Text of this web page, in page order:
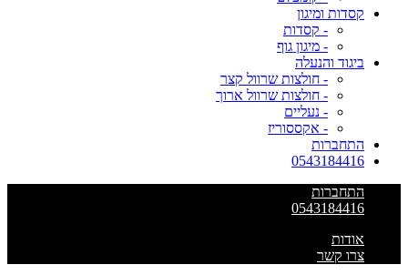
קסדות ומיגון
- קסדות
- מיגון גוף
ביגוד והנעלה
- חולצות שרוול קצר
- חולצות שרוול ארוך
- נעליים
- אקססוריז
התחברות
0543184416
התחברות
0543184416
אודות
צרו קשר